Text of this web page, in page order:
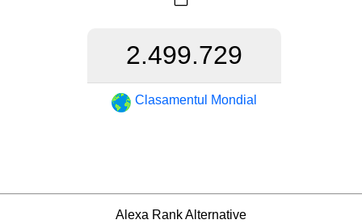
2.499.729
Clasamentul Mondial
Alexa Rank Alternative